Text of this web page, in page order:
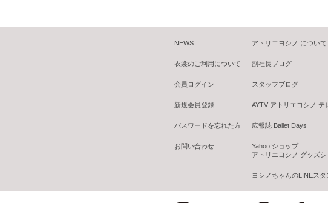
NEWS
衣裳のご利用について
会員ログイン
新規会員登録
パスワードを忘れた方
お問い合わせ
アトリエヨシノ について
副社長ブログ
スタッフブログ
AYTV アトリエヨシノ テ
広報誌 Ballet Days
Yahoo!ショップ
アトリエヨシノ グッズ
ヨシノちゃんのLINEスタ